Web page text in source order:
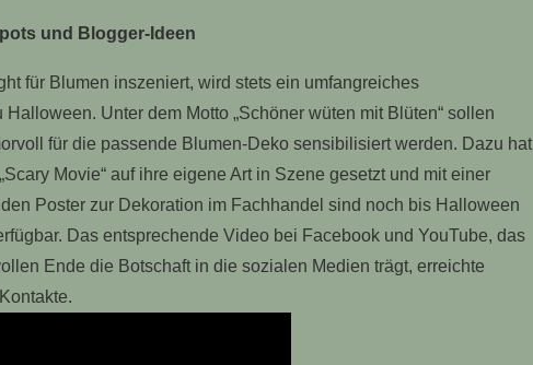
und Blogger-Ideen
für Blumen inszeniert, wird stets ein umfangreiches
Unter dem Motto „Schöner wüten mit Blüten“ sollen
für die passende Blumen-Deko sensibilisiert werden. Dazu hat
Movie“ auf ihre eigene Art in Szene gesetzt und mit einer
Poster zur Dekoration im Fachhandel sind noch bis Halloween
Das entsprechende Video bei Facebook und YouTube, das
Ende die Botschaft in die sozialen Medien trägt, erreichte